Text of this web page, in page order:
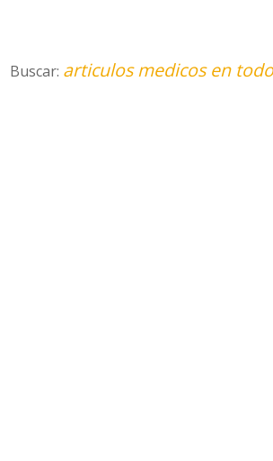
Buscar: articulos medicos en